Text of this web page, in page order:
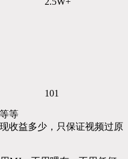
101
等
收益多少，只保证视频过原